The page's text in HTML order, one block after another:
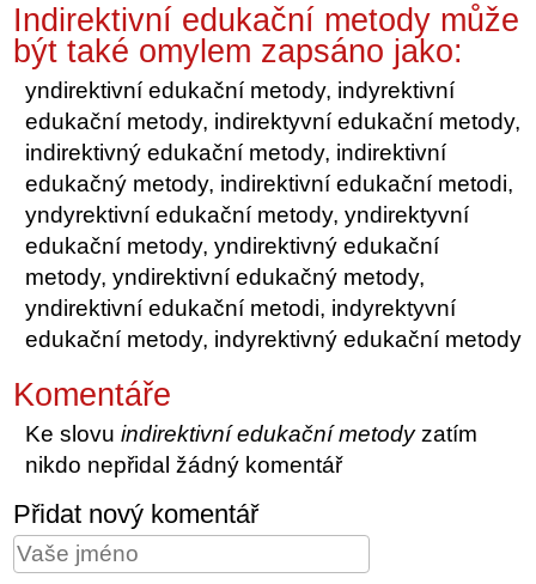
Indirektivní edukační metody může
být také omylem zapsáno jako:
yndirektivní edukační metody, indyrektivní
edukační metody, indirektyvní edukační metody,
indirektivný edukační metody, indirektivní
edukačný metody, indirektivní edukační metodi,
yndyrektivní edukační metody, yndirektyvní
edukační metody, yndirektivný edukační
metody, yndirektivní edukačný metody,
yndirektivní edukační metodi, indyrektyvní
edukační metody, indyrektivný edukační metody
Komentáře
Ke slovuindirektivní edukační metodyzatím
nikdo nepřidal žádný komentář
Přidat nový komentář